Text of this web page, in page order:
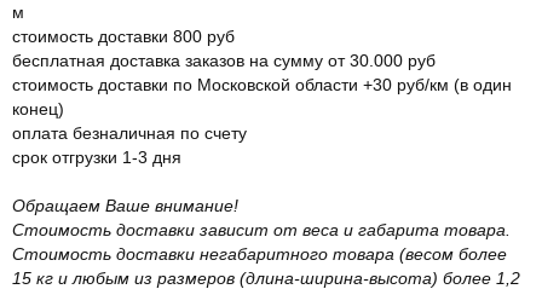
м
стоимость доставки 800 руб
бесплатная доставка заказов на сумму от 30.000 руб
стоимость доставки по Московской области +30 руб/км (в один
конец)
оплата безналичная по счету
срок отгрузки 1-3 дня
Обращаем Ваше внимание!
Стоимость доставки зависит от веса и габарита товара.
Стоимость доставки негабаритного товара (весом более
15 кг и любым из размеров (длина-ширина-высота) более 1,2